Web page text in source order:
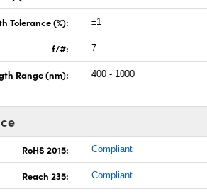
Tolerance (%): ±1
f/#: 7
Range (nm): 400 - 1000
RoHS 2015: Compliant
Reach 235: Compliant